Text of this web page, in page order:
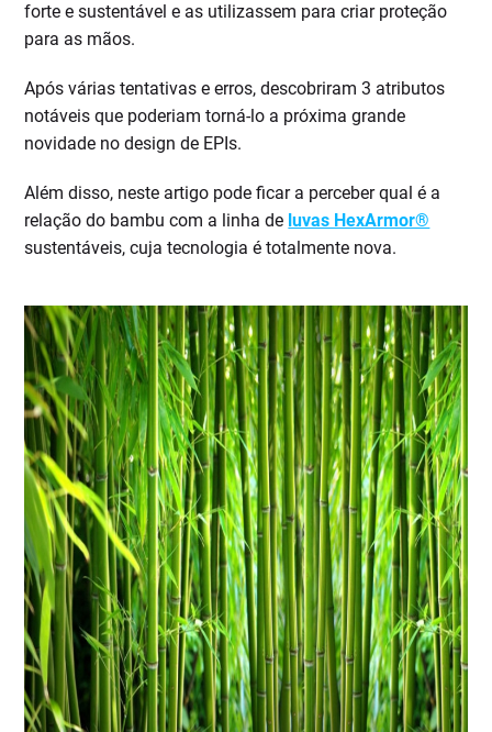
forte e sustentável e as utilizassem para criar proteção
para as mãos.
Após várias tentativas e erros, descobriram 3 atributos
notáveis que poderiam torná-lo a próxima grande
novidade no design de EPIs.
Além disso, neste artigo pode ficar a perceber qual é a
relação do bambu com a linha de luvas HexArmor®
sustentáveis, cuja tecnologia é totalmente nova.